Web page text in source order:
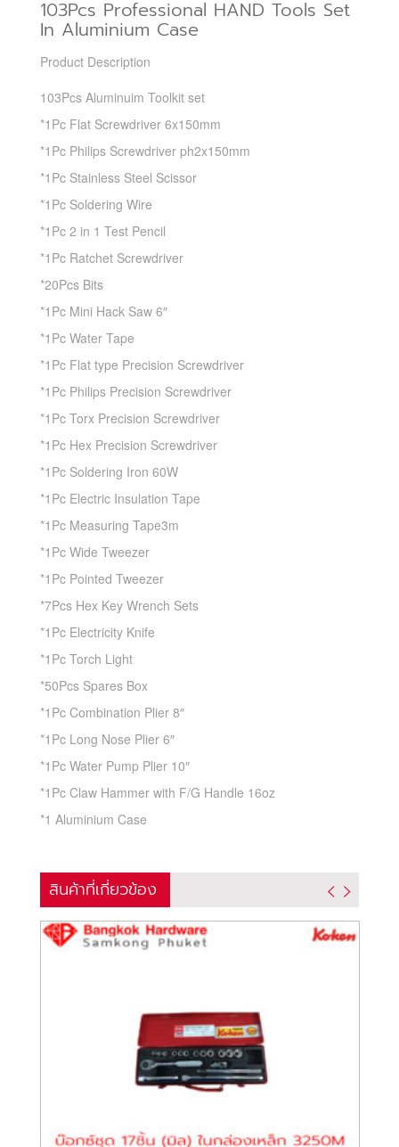
103Pcs Professional HAND Tools Set
In Aluminium Case
Product Description
103Pcs Aluminuim Toolkit set
*1Pc Flat Screwdriver 6x150mm
*1Pc Philips Screwdriver ph2x150mm
*1Pc Stainless Steel Scissor
*1Pc Soldering Wire
*1Pc 2 in 1 Test Pencil
*1Pc Ratchet Screwdriver
*20Pcs Bits
*1Pc Mini Hack Saw 6″
*1Pc Water Tape
*1Pc Flat type Precision Screwdriver
*1Pc Philips Precision Screwdriver
*1Pc Torx Precision Screwdriver
*1Pc Hex Precision Screwdriver
*1Pc Soldering Iron 60W
*1Pc Electric Insulation Tape
*1Pc Measuring Tape3m
*1Pc Wide Tweezer
*1Pc Pointed Tweezer
*7Pcs Hex Key Wrench Sets
*1Pc Electricity Knife
*1Pc Torch Light
*50Pcs Spares Box
*1Pc Combination Plier 8″
*1Pc Long Nose Plier 6″
*1Pc Water Pump Plier 10″
*1Pc Claw Hammer with F/G Handle 16oz
*1 Aluminium Case
สินค้าที่เกี่ยวข้อง